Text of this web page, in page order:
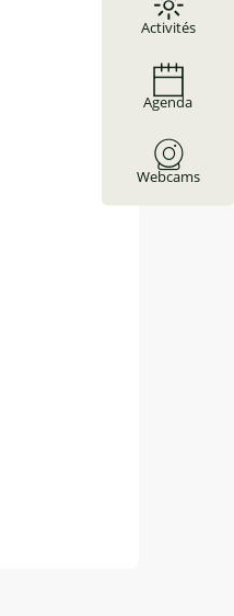
Activités
Agenda
Webcams